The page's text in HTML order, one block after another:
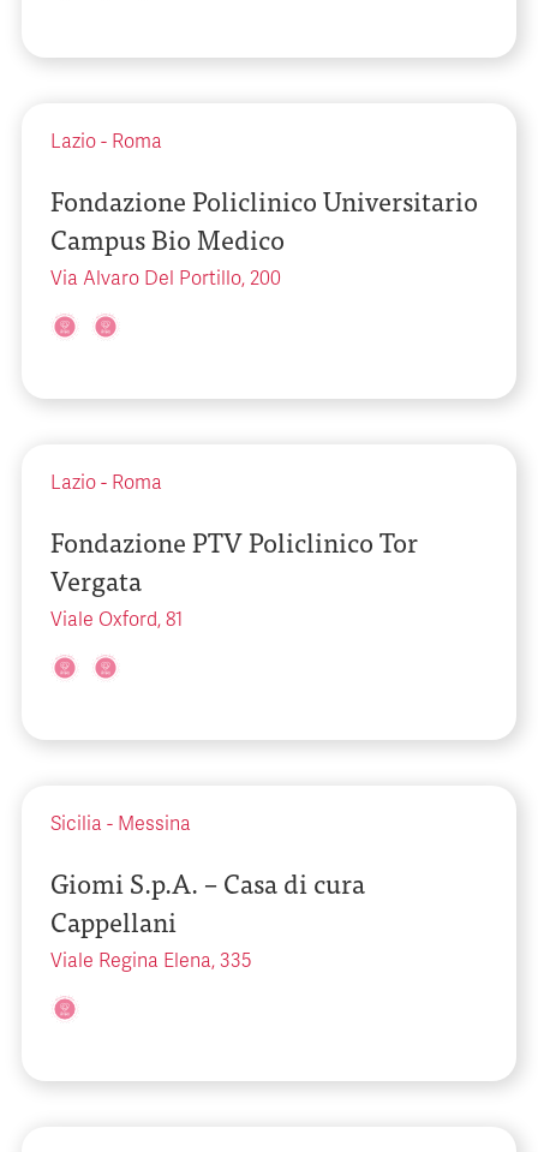
Lazio - Roma
Fondazione Policlinico Universitario
Campus Bio Medico
Via Alvaro Del Portillo, 200
Lazio - Roma
Fondazione PTV Policlinico Tor
Vergata
Viale Oxford, 81
Sicilia - Messina
Giomi S.p.A. – Casa di cura
Cappellani
Viale Regina Elena, 335